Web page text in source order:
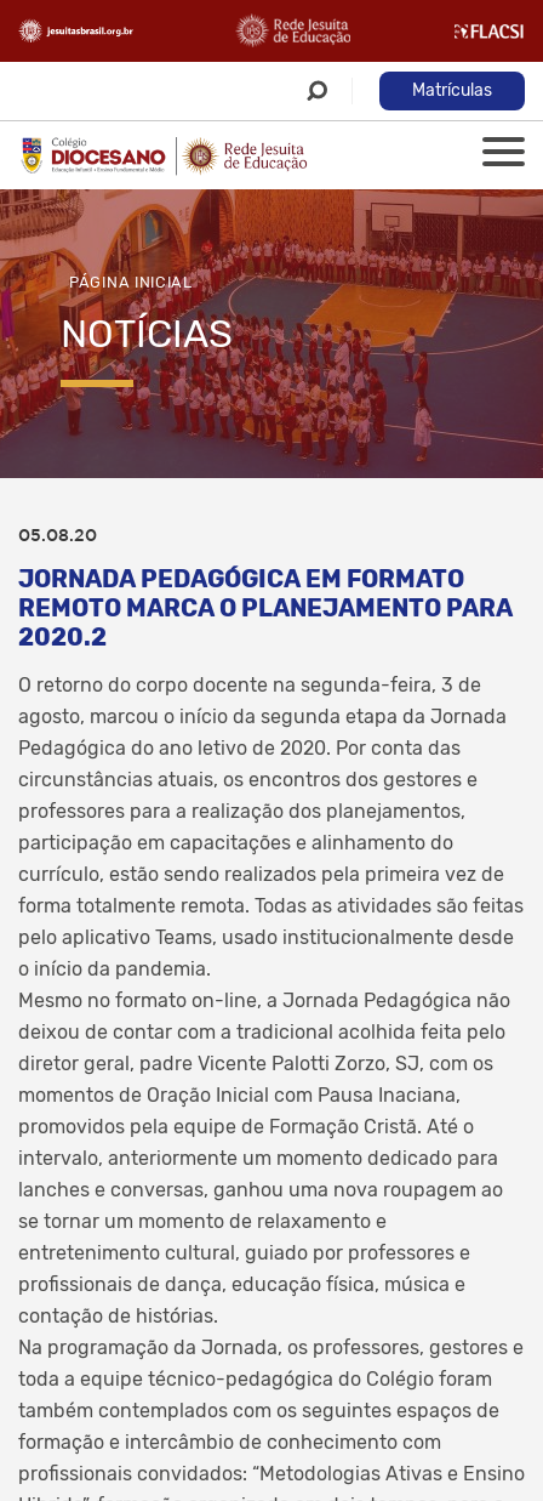
Matrículas
PÁGINA INICIAL
NOTÍCIAS
05.08.20
JORNADA PEDAGÓGICA EM FORMATO
REMOTO MARCA O PLANEJAMENTO PARA
2020.2
O retorno do corpo docente na segunda-feira, 3 de
agosto, marcou o início da segunda etapa da Jornada
Pedagógica do ano letivo de 2020. Por conta das
circunstâncias atuais, os encontros dos gestores e
professores para a realização dos planejamentos,
participação em capacitações e alinhamento do
currículo, estão sendo realizados pela primeira vez de
forma totalmente remota. Todas as atividades são feitas
pelo aplicativo Teams, usado institucionalmente desde
o início da pandemia.
Mesmo no formato on-line, a Jornada Pedagógica não
deixou de contar com a tradicional acolhida feita pelo
diretor geral, padre Vicente Palotti Zorzo, SJ, com os
momentos de Oração Inicial com Pausa Inaciana,
promovidos pela equipe de Formação Cristã. Até o
intervalo, anteriormente um momento dedicado para
lanches e conversas, ganhou uma nova roupagem ao
se tornar um momento de relaxamento e
entretenimento cultural, guiado por professores e
profissionais de dança, educação física, música e
contação de histórias.
Na programação da Jornada, os professores, gestores e
toda a equipe técnico-pedagógica do Colégio foram
também contemplados com os seguintes espaços de
formação e intercâmbio de conhecimento com
profissionais convidados: “Metodologias Ativas e Ensino